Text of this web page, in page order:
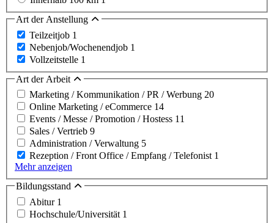
Art der Anstellung
Teilzeitjob 1
Nebenjob/Wochenendjob 1
Vollzeitstelle 1
Art der Arbeit
Marketing / Kommunikation / PR / Werbung 20
Online Marketing / eCommerce 14
Events / Messe / Promotion / Hostess 11
Sales / Vertrieb 9
Administration / Verwaltung 5
Rezeption / Front Office / Empfang / Telefonist 1
Mehr anzeigen
Bildungsstand
Abitur 1
Hochschule/Universität 1